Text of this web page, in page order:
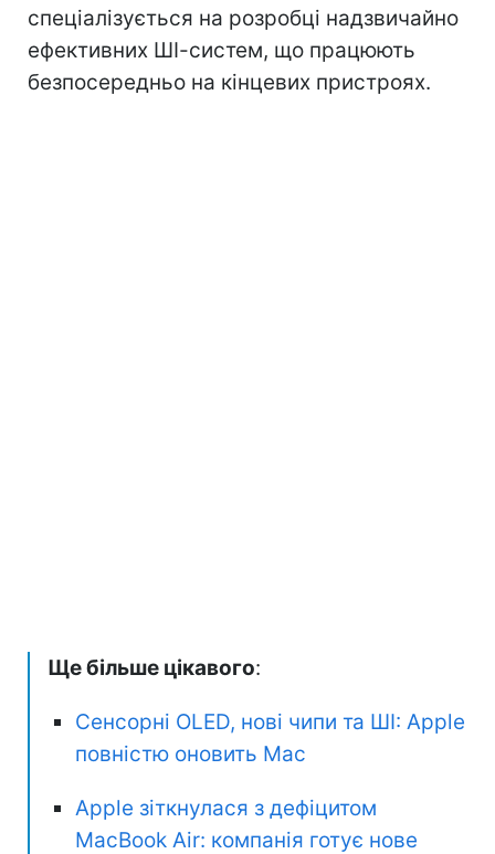
спеціалізується на розробці надзвичайно
ефективних ШІ-систем, що працюють
безпосередньо на кінцевих пристроях.
Ще більше цікавого:
Сенсорні OLED, нові чипи та ШІ: Apple
повністю оновить Mac
Apple зіткнулася з дефіцитом
MacBook Air: компанія готує нове